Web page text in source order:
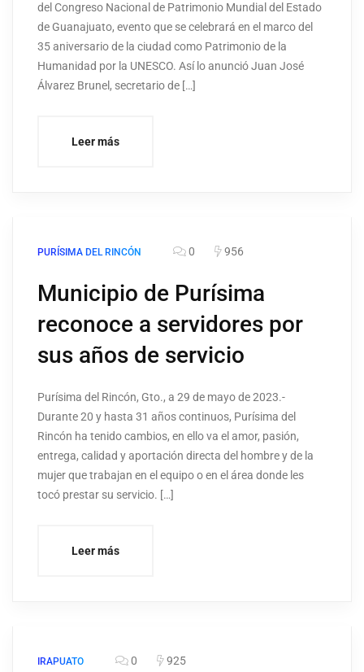
del Congreso Nacional de Patrimonio Mundial del Estado
de Guanajuato, evento que se celebrará en el marco del
35 aniversario de la ciudad como Patrimonio de la
Humanidad por la UNESCO. Así lo anunció Juan José
Álvarez Brunel, secretario de […]
Leer más
PURÍSIMA DEL RINCÓN 0 956
Municipio de Purísima
reconoce a servidores por
sus años de servicio
Purísima del Rincón, Gto., a 29 de mayo de 2023.-
Durante 20 y hasta 31 años continuos, Purísima del
Rincón ha tenido cambios, en ello va el amor, pasión,
entrega, calidad y aportación directa del hombre y de la
mujer que trabajan en el equipo o en el área donde les
tocó prestar su servicio. […]
Leer más
IRAPUATO 0 925